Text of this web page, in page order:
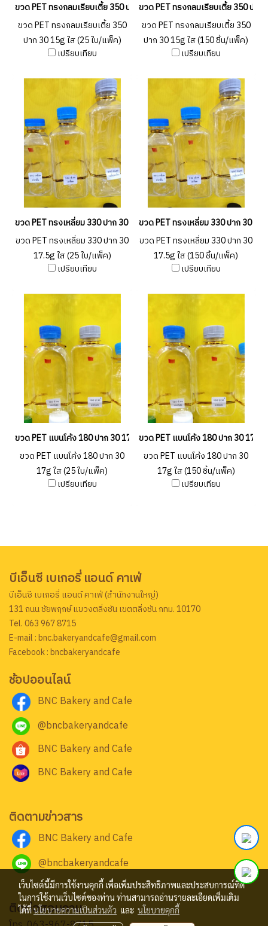
ขวด PET ทรงกลมเรียบเตี้ย 350 ปาก 30 15g ใส (25 ใบ/แพ็ค)
ขวด PET ทรงกลมเรียบเตี้ย 350
ปาก 30 15g ใส (25 ใบ/แพ็ค)
เปรียบเทียบ
ขวด PET ทรงกลมเรียบเตี้ย 350 ปา
ขวด PET ทรงกลมเรียบเตี้ย 350
ปาก 30 15g ใส (150 ชิ้น/แพ็ค)
เปรียบเทียบ
ขวด PET ทรงเหลี่ยม 330 ปาก 30 17.5g ใส (25 ใบ/แพ็ค)
ขวด PET ทรงเหลี่ยม 330 ปาก 30
17.5g ใส (25 ใบ/แพ็ค)
เปรียบเทียบ
ขวด PET ทรงเหลี่ยม 330 ปาก 30
ขวด PET ทรงเหลี่ยม 330 ปาก 30
17.5g ใส (150 ชิ้น/แพ็ค)
เปรียบเทียบ
ขวด PET แบนโค้ง 180 ปาก 30 17g ใส (25 ใบ/แพ็ค)
ขวด PET แบนโค้ง 180 ปาก 30
17g ใส (25 ใบ/แพ็ค)
เปรียบเทียบ
ขวด PET แบนโค้ง 180 ปาก 30 17g
ขวด PET แบนโค้ง 180 ปาก 30
17g ใส (150 ชิ้น/แพ็ค)
เปรียบเทียบ
บีเอ็นซี เบเกอรี่ แอนด์ คาเฟ่
บีเอ็นซี เบเกอรี่ แอนด์ คาเฟ่ (สำนักงานใหญ่)
131 ถนน ชัยพฤกษ์ แขวงตลิ่งชัน เขตตลิ่งชัน กทม. 10170
Tel. 063 967 8715
E-mail : bnc.bakeryandcafe@gmail.com
Facebook : bncbakeryandcafe
ช้อปออนไลน์
BNC Bakery and Cafe
@bncbakeryandcafe
BNC Bakery and Cafe
BNC Bakery and Cafe
ติดตามข่าวสาร
BNC Bakery and Cafe
@bncbakeryandcafe
ติดต่อสอบถาม
เว็บไซต์นี้มีการใช้งานคุกกี้ เพื่อเพิ่มประสิทธิภาพและประสบการณ์ที่ดี
ในการใช้งานเว็บไซต์ของท่าน ท่านสามารถอ่านรายละเอียดเพิ่มเติม
ได้ที่นโยบายความเป็นส่วนตัว และ นโยบายคุกกี้